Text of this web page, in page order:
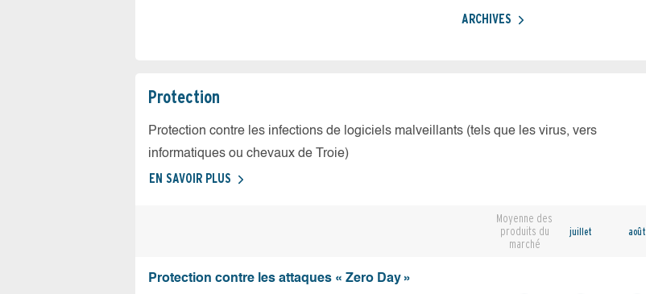
ARCHIVES
Protection
Protection contre les infections de logiciels malveillants (tels que les virus, vers
informatiques ou chevaux de Troie)
EN SAVOIR PLUS
Moyenne des
produits du
marché
juillet août
Protection contre les attaques « Zero Day »